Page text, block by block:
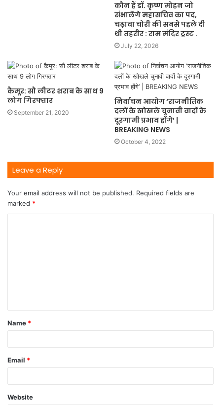
कौन हैं डॉ. कृष्ण मोहन जो
संभालेंगे महासचिव का पद,
चढ़ावा चोरी की सबसे पहले दी
थी तहरीर : राम मंदिर ट्रस्ट .
July 22, 2026
कैमूर: सौ लीटर शराब के साथ 9
लोग गिरफ्तार
September 21, 2020
निर्वाचन आयोग ‘राजनीतिक
दलों के खोखले चुनावी वादों के
दूरगामी प्रभाव होंगे’ |
BREAKING NEWS
October 4, 2022
Leave a Reply
Your email address will not be published. Required fields are
marked *
Name *
Email *
Website